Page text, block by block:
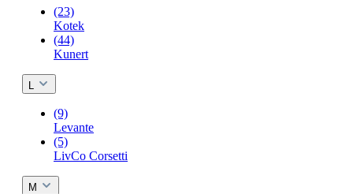
(23)
Kotek
(44)
Kunert
(9)
Levante
(5)
LivCo Corsetti
M